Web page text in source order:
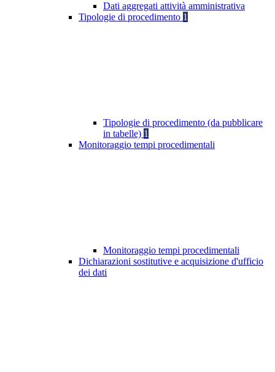
Dati aggregati attività amministrativa
Tipologie di procedimento 1
Tipologie di procedimento (da pubblicare
in tabelle) 1
Monitoraggio tempi procedimentali
Monitoraggio tempi procedimentali
Dichiarazioni sostitutive e acquisizione d'ufficio
dei dati